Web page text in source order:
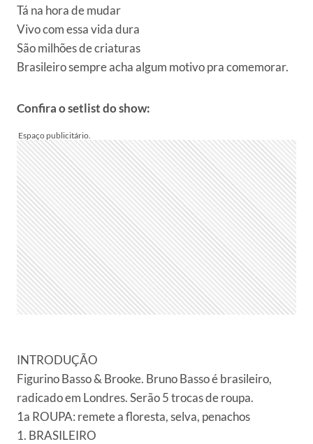
Tá na hora de mudar
Vivo com essa vida dura
São milhões de criaturas
Brasileiro sempre acha algum motivo pra comemorar.
Confira o setlist do show:
INTRODUÇÃO
Figurino Basso & Brooke. Bruno Basso é brasileiro,
radicado em Londres. Serão 5 trocas de roupa.
1a ROUPA: remete a floresta, selva, penachos
1. BRASILEIRO